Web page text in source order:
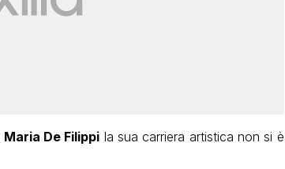
Maria De Filippi la sua carriera artistica non si è